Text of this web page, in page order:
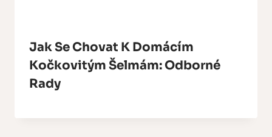
Jak Se Chovat K Domácím
Kočkovitým Šelmám: Odborné
Rady